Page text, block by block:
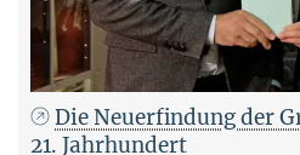
Die Neuerfindung der
21. Jahrhundert